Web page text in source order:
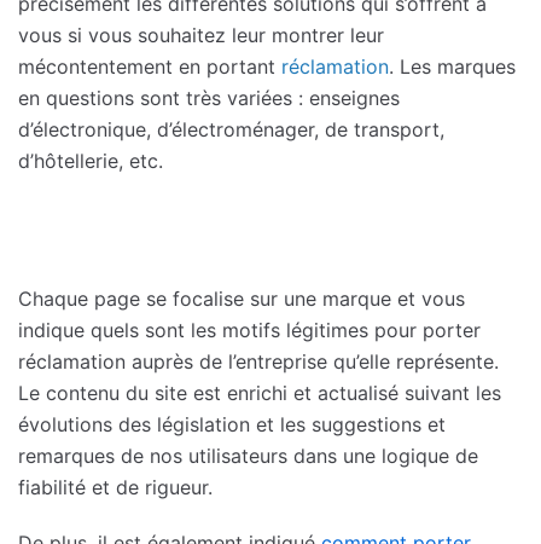
vous si vous souhaitez leur montrer leur
mécontentement en portant réclamation. Les marques
en questions sont très variées : enseignes
d’électronique, d’électroménager, de transport,
d’hôtellerie, etc.
Chaque page se focalise sur une marque et vous
indique quels sont les motifs légitimes pour porter
réclamation auprès de l’entreprise qu’elle représente.
Le contenu du site est enrichi et actualisé suivant les
évolutions des législation et les suggestions et
remarques de nos utilisateurs dans une logique de
fiabilité et de rigueur.